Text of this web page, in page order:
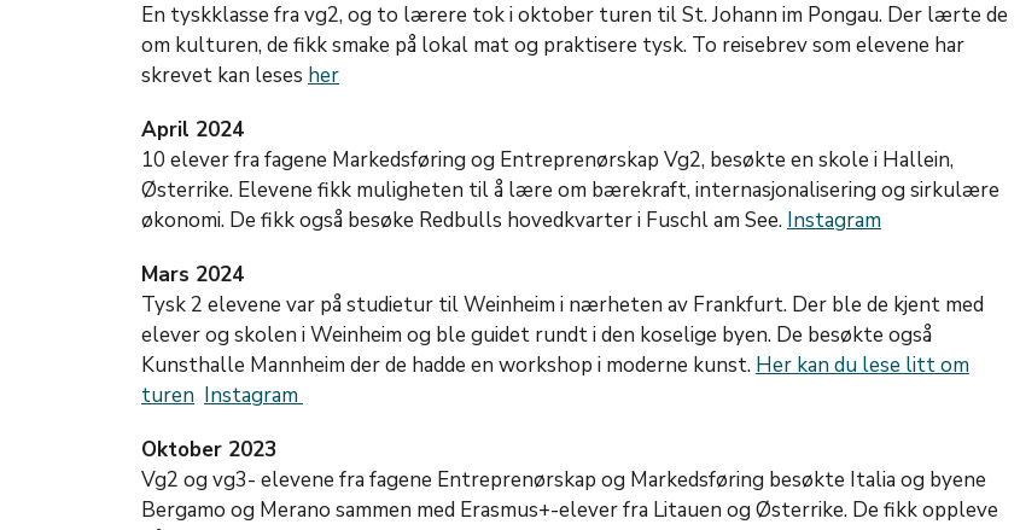
En tyskklasse fra vg2, og to lærere tok i oktober turen til St. Johann im Pongau. Der lærte de
om kulturen, de fikk smake på lokal mat og praktisere tysk. To reisebrev som elevene har
skrevet kan leses her
April 2024
10 elever fra fagene Markedsføring og Entreprenørskap Vg2, besøkte en skole i Hallein,
Østerrike. Elevene fikk muligheten til å lære om bærekraft, internasjonalisering og sirkulære
økonomi. De fikk også besøke Redbulls hovedkvarter i Fuschl am See. Instagram
Mars 2024
Tysk 2 elevene var på studietur til Weinheim i nærheten av Frankfurt. Der ble de kjent med
elever og skolen i Weinheim og ble guidet rundt i den koselige byen. De besøkte også
Kunsthalle Mannheim der de hadde en workshop i moderne kunst. Her kan du lese litt om
turen Instagram
Oktober 2023
Vg2 og vg3- elevene fra fagene Entreprenørskap og Markedsføring besøkte Italia og byene
Bergamo og Merano sammen med Erasmus+-elever fra Litauen og Østerrike. De fikk oppleve